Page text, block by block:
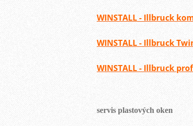
WINSTALL - Illbruck
WINSTALL - Illbruck
WINSTALL - Illbruck
servis plastových oken